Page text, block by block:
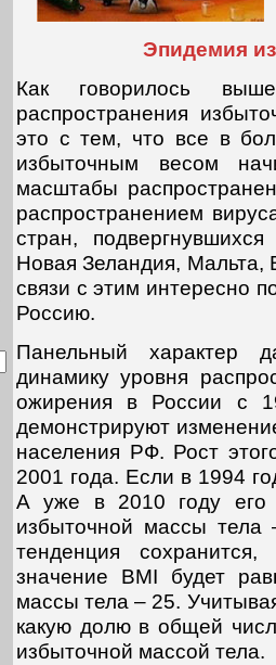
Эпидемия
Как говорилось
распространения
это с тем, что все в
избыточным весом
масштабы
распространением
стран,
Новая Зеландия, Мальта,
связи с этим интересно
Россию.
Панельный характер
динамику уровня
ожирения в России с
демонстрируют
населения РФ. Рост
2001 года. Если в 1994
А уже в 2010 году его
избыточной массы
тенденция
значение BMI будет
массы тела – 25.
какую долю в общей
избыточной массой тела.